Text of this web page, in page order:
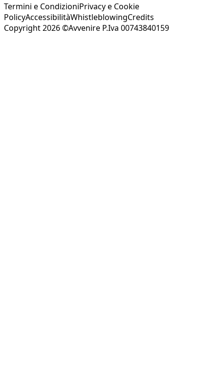
Termini e CondizioniPrivacy e Cookie
PolicyAccessibilitàWhistleblowingCredits
Copyright 2026 ©Avvenire P.Iva 00743840159